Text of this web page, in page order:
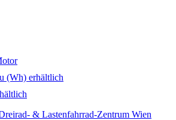
(Wh) erhältlich
& Lastenfahrrad-Zentrum Wien